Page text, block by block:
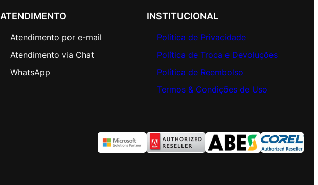
ATENDIMENTO
Atendimento por e-mail
Atendimento via Chat
WhatsApp
INSTITUCIONAL
Política de Privacidade
Política de Troca e Devoluções
Política de Reembolso
Termos & Condições de Uso